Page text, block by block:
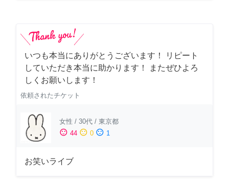
いつも本当にありがとうございます！ リピート
していただき本当に助かります！ またぜひよろ
しくお願いします！
依頼されたチケット
女性 / 30代 / 東京都
sentiment_satisfied 44 sentiment_neutral 0 sentiment_dissatisfied 1
お笑いライブ